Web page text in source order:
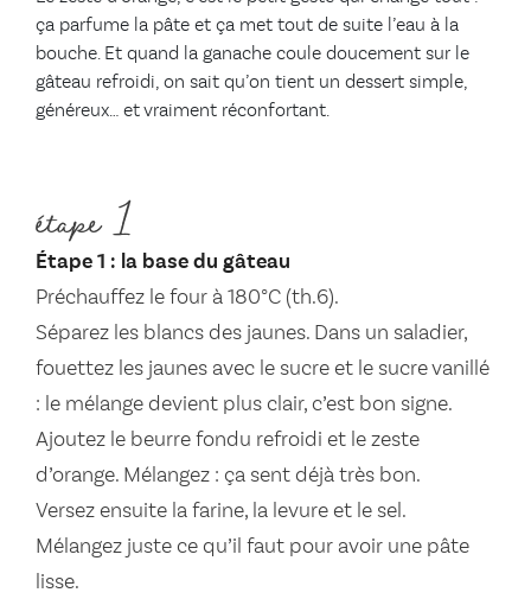
ça parfume la pâte et ça met tout de suite l’eau à la
bouche. Et quand la ganache coule doucement sur le
gâteau refroidi, on sait qu’on tient un dessert simple,
généreux… et vraiment réconfortant.
étape 1
Étape 1 : la base du gâteau
Préchauffez le four à 180°C (th.6).
Séparez les blancs des jaunes. Dans un saladier,
fouettez les jaunes avec le sucre et le sucre vanillé
: le mélange devient plus clair, c’est bon signe.
Ajoutez le beurre fondu refroidi et le zeste
d’orange. Mélangez : ça sent déjà très bon.
Versez ensuite la farine, la levure et le sel.
Mélangez juste ce qu’il faut pour avoir une pâte
lisse.